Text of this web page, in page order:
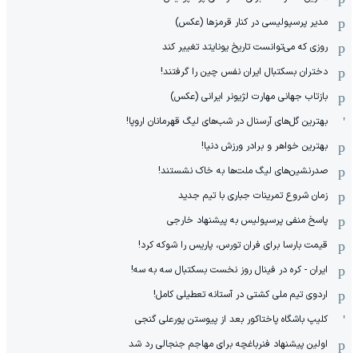
مدیر پرسپولیسی در کنار قرمزها (عکس)
روزی که می‌توانست تاریخ یونایتد تغییر کند
دختران بسکتبال ایران نفس چین را گرفتند!
بازتاب جهانی مهارت لژیونر ایرانی (عکس)
بهترین گل‌های آرسنال در شب‌های لیگ قهرمانان اروپا!
بهترین خواهر و برادر ورزش دنیا!
صدرنشین‌های لیگ ملت‌ها به خاک نشستند!
زمان شروع تمرینات جباری با تیم جدید
پاسخ منفی پرسپولیس به پیشنهاد خارجی
قیمت بارسا برای فران تورس، پاریس را شوکه کرد!
ایران - کره در فینال روز نخست بسکتبال سه به سه!
اردوی تیم ملی کشتی در آستانه تعطیلی کامل!
کلیپ باشگاه پاختاکور بعد از پیوستن پورعلی گنجی
اولین پیشنهاد فنرباغچه برای مهاجم جنجالی رد شد